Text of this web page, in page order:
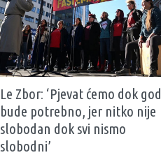
Le Zbor: ‘Pjevat ćemo dok god
bude potrebno, jer nitko nije
slobodan dok svi nismo
slobodni’